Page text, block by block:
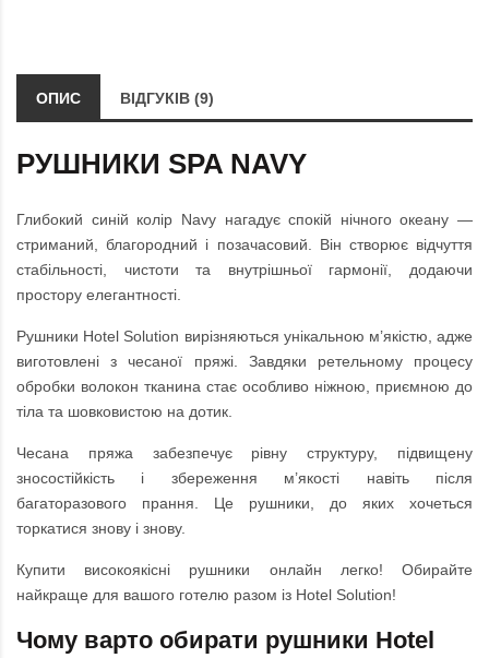
ОПИС ВІДГУКІВ (9)
РУШНИКИ SPA NAVY
Глибокий синій колір Navy нагадує спокій нічного океану —
стриманий, благородний і позачасовий. Він створює відчуття
стабільності, чистоти та внутрішньої гармонії, додаючи
простору елегантності.
Рушники Hotel Solution вирізняються унікальною м’якістю, адже
виготовлені з чесаної пряжі. Завдяки ретельному процесу
обробки волокон тканина стає особливо ніжною, приємною до
тіла та шовковистою на дотик.
Чесана пряжа забезпечує рівну структуру, підвищену
зносостійкість і збереження м’якості навіть після
багаторазового прання. Це рушники, до яких хочеться
торкатися знову і знову.
Купити високоякісні рушники онлайн легко! Обирайте
найкраще для вашого готелю разом із Hotel Solution!
Чому варто обирати рушники Hotel